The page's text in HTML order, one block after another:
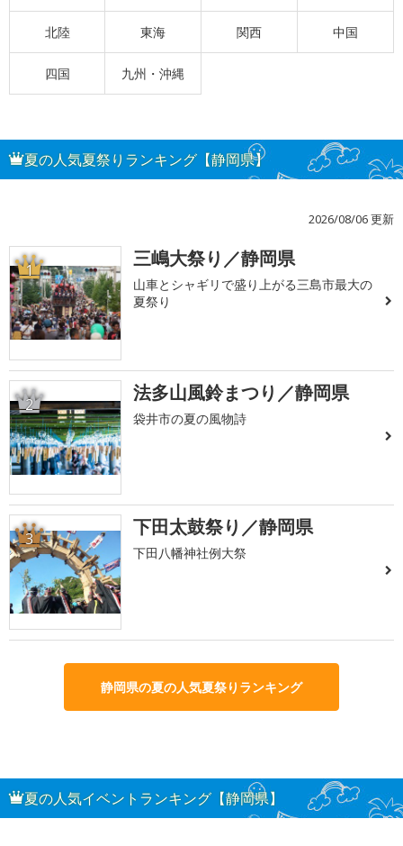
北陸 東海 関西 中国
四国 九州・沖縄
夏の人気夏祭りランキング【静岡県】
2026/08/06 更新
1 三嶋大祭り／静岡県
山車とシャギリで盛り上がる三島市最大の
夏祭り
2 法多山風鈴まつり／静岡県
袋井市の夏の風物詩
3 下田太鼓祭り／静岡県
下田八幡神社例大祭
静岡県の夏の人気夏祭りランキング
夏の人気イベントランキング【静岡県】